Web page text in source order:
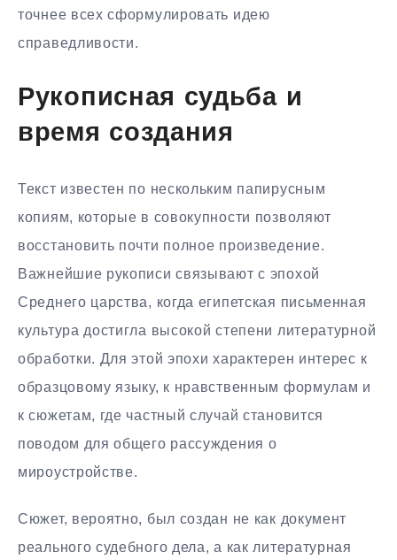
точнее всех сформулировать идею
справедливости.
Рукописная судьба и
время создания
Текст известен по нескольким папирусным
копиям, которые в совокупности позволяют
восстановить почти полное произведение.
Важнейшие рукописи связывают с эпохой
Среднего царства, когда египетская письменная
культура достигла высокой степени литературной
обработки. Для этой эпохи характерен интерес к
образцовому языку, к нравственным формулам и
к сюжетам, где частный случай становится
поводом для общего рассуждения о
мироустройстве.
Сюжет, вероятно, был создан не как документ
реального судебного дела, а как литературная